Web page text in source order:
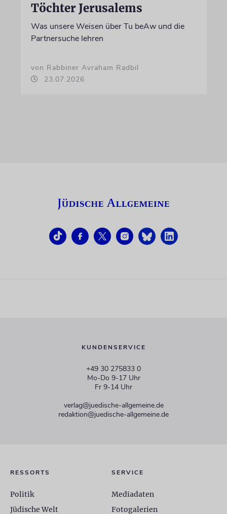
Töchter Jerusalems
Was unsere Weisen über Tu beAw und die
Partnersuche lehren
von Rabbiner Avraham Radbil
23.07.2026
KUNDENSERVICE
+49 30 275833 0
Mo-Do 9-17 Uhr
Fr 9-14 Uhr
verlag@juedische-allgemeine.de
redaktion@juedische-allgemeine.de
RESSORTS
Politik
Jüdische Welt
SERVICE
Mediadaten
Fotogalerien